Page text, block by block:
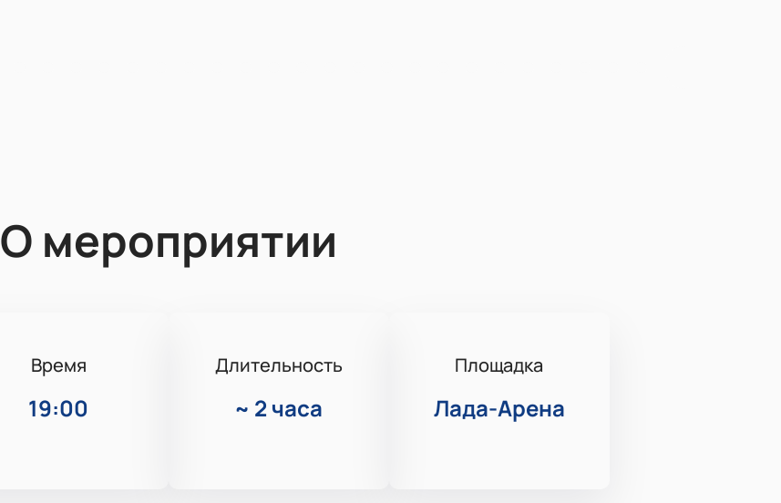
О мероприятии
Время
19:00
Длительность
~ 2 часа
Площадка
Лада-Арена